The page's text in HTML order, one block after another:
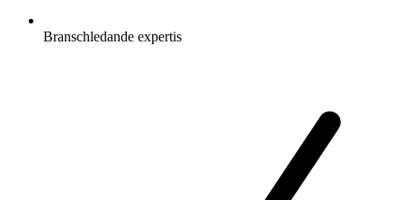
Branschledande expertis